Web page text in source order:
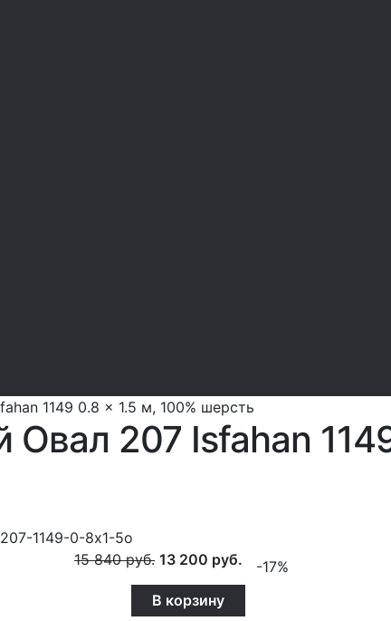
1149 0.8 x 1.5 м, 100% шерсть
Овал 207 Isfahan
207-1149-0-8x1-5o
15 840руб. 13 200 руб.
-17%
В корзину